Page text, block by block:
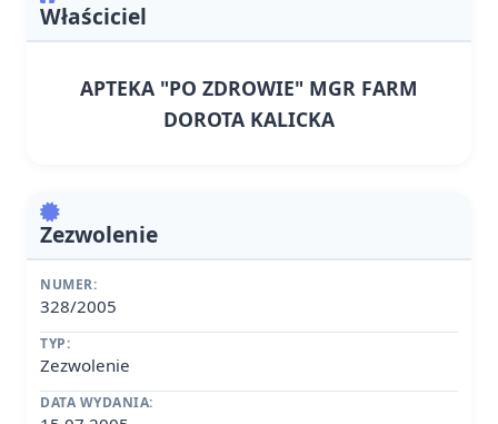
Właściciel
APTEKA "PO ZDROWIE" MGR FARM
DOROTA KALICKA
Zezwolenie
NUMER:
328/2005
TYP:
Zezwolenie
DATA WYDANIA: